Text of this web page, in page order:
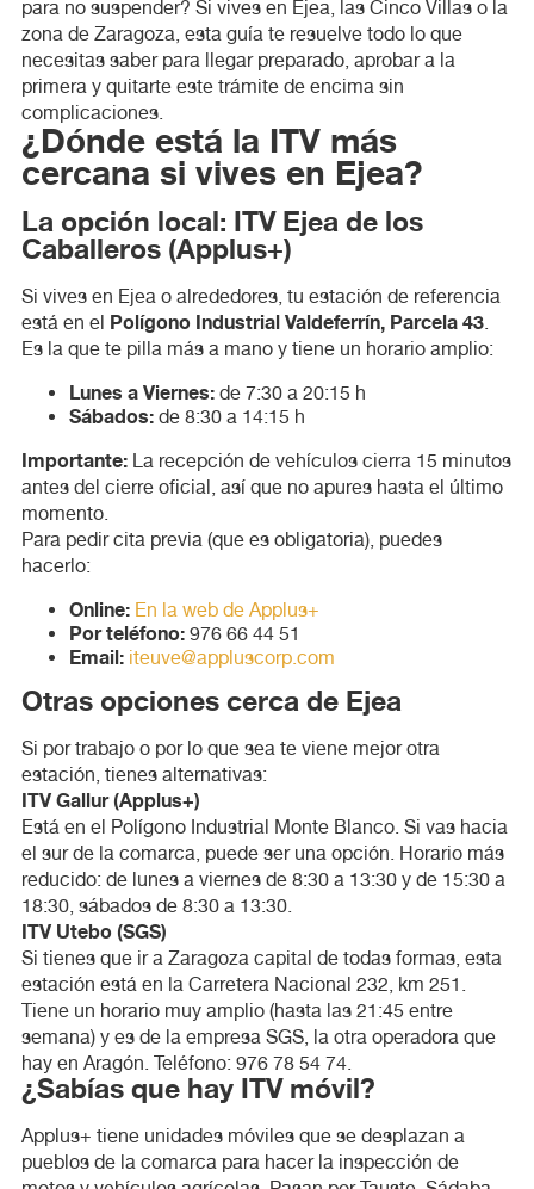
para no suspender? Si vives en Ejea, las Cinco Villas o la
zona de Zaragoza, esta guía te resuelve todo lo que
necesitas saber para llegar preparado, aprobar a la
primera y quitarte este trámite de encima sin
complicaciones.
¿Dónde está la ITV más
cercana si vives en Ejea?
La opción local: ITV Ejea de los
Caballeros (Applus+)
Si vives en Ejea o alrededores, tu estación de referencia
está en el Polígono Industrial Valdeferrín, Parcela 43.
Es la que te pilla más a mano y tiene un horario amplio:
Lunes a Viernes:de 7:30 a 20:15 h
Sábados:de 8:30 a 14:15 h
Importante:La recepción de vehículos cierra 15 minutos
antes del cierre oficial, así que no apures hasta el último
momento.
Para pedir cita previa (que es obligatoria), puedes
hacerlo:
Online: En la web de Applus+
Por teléfono:976 66 44 51
Email: iteuve@appluscorp.com
Otras opciones cerca de Ejea
Si por trabajo o por lo que sea te viene mejor otra
estación, tienes alternativas:
ITV Gallur (Applus+)
Está en el Polígono Industrial Monte Blanco. Si vas hacia
el sur de la comarca, puede ser una opción. Horario más
reducido: de lunes a viernes de 8:30 a 13:30 y de 15:30 a
18:30, sábados de 8:30 a 13:30.
ITV Utebo (SGS)
Si tienes que ir a Zaragoza capital de todas formas, esta
estación está en la Carretera Nacional 232, km 251.
Tiene un horario muy amplio (hasta las 21:45 entre
semana) y es de la empresa SGS, la otra operadora que
hay en Aragón. Teléfono: 976 78 54 74.
¿Sabías que hay ITV móvil?
Applus+ tiene unidades móviles que se desplazan a
pueblos de la comarca para hacer la inspección de